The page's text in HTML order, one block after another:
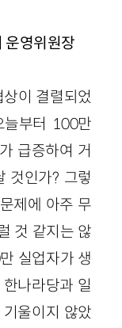
운영위원장
이 결렬되었
늘부터 100만
급증하여 거
것인가? 그렇
제에 아주 무
것 같지는 않
실업자가 생
나라당과 일
울이지 않았